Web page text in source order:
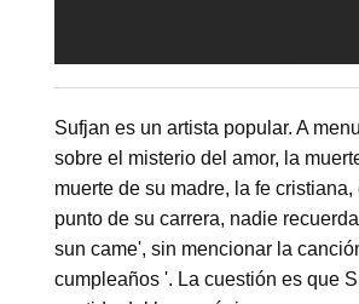
Sufjan es un artista popular. A
sobre el misterio del amor, la
muerte de su madre, la fe cristiana,
punto de su carrera, nadie
sun came', sin mencionar la
cumpleaños '. La cuestión es que